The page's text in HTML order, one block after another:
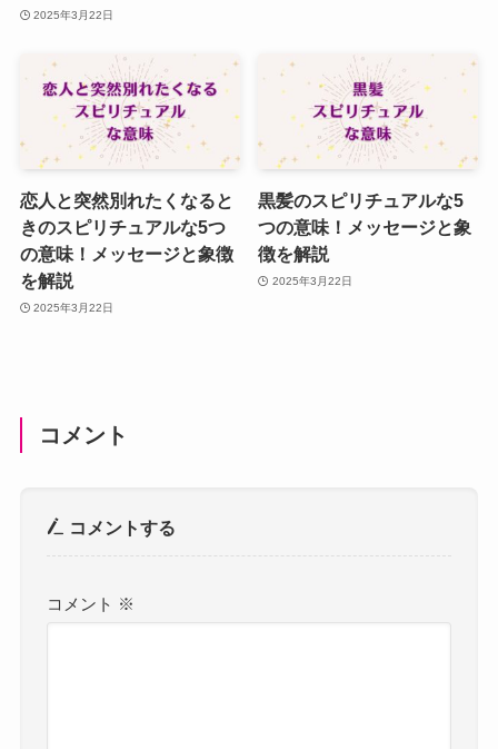
2025年3月22日
恋人と突然別れたくなると
きのスピリチュアルな5つ
の意味！メッセージと象徴
を解説
2025年3月22日
黒髪のスピリチュアルな5
つの意味！メッセージと象
徴を解説
2025年3月22日
コメント
コメントする
コメント ※